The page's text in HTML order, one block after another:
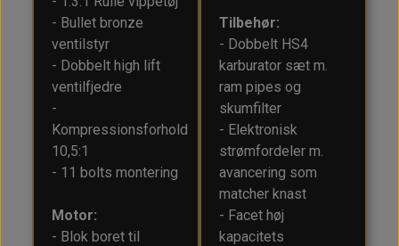
- Bullet bronze
ventilstyr
- Dobbelt high lift
ventilfjedre
-
Kompressionsforhold
10,5:1
- 11 bolts montering
Motor:
- Blok boret til
Tilbehør:
- Dobbelt HS4
karburator sæt m.
ram pipes og
skumfilter
- Elektronisk
strømfordeler m.
avancering som
matcher knast
- Facet høj
kapacitets